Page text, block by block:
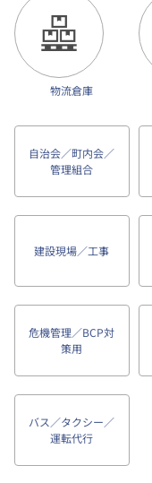
物流倉庫
自治会／町内会／
管理組合
建設現場／工事
危機管理／BCP対
策用
バス／タクシー／
運転代行